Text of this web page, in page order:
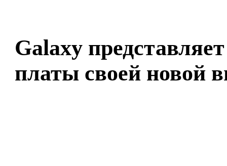
Galaxy
платы своей новой